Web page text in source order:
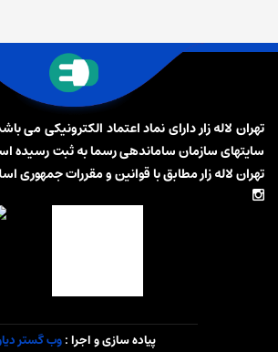
تهران لاله زار دارای نماد اعتماد الکترونیکی
سایتهای سازمان ساماندهی رسما به ثبت رسیده
تهران لاله زار مطابق با قوانین و مقررات جمهوری
پیاده سازی و اجرا :وب گستر